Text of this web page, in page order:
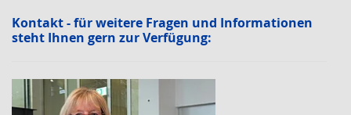
Kontakt - für weitere Fragen und Infor­mationen
steht Ihnen gern zur Verfügung: